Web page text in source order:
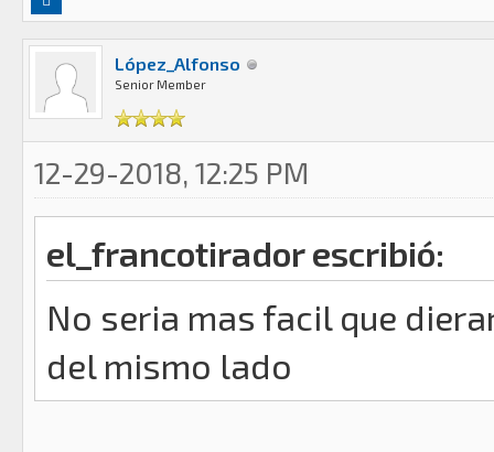
López_Alfonso
Senior Member
12-29-2018, 12:25 PM
el_francotirador escribió:
No seria mas facil que
del mismo lado